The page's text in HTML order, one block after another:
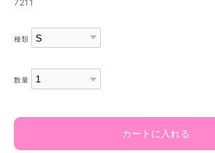
7211
種類
数量
カートに入れる